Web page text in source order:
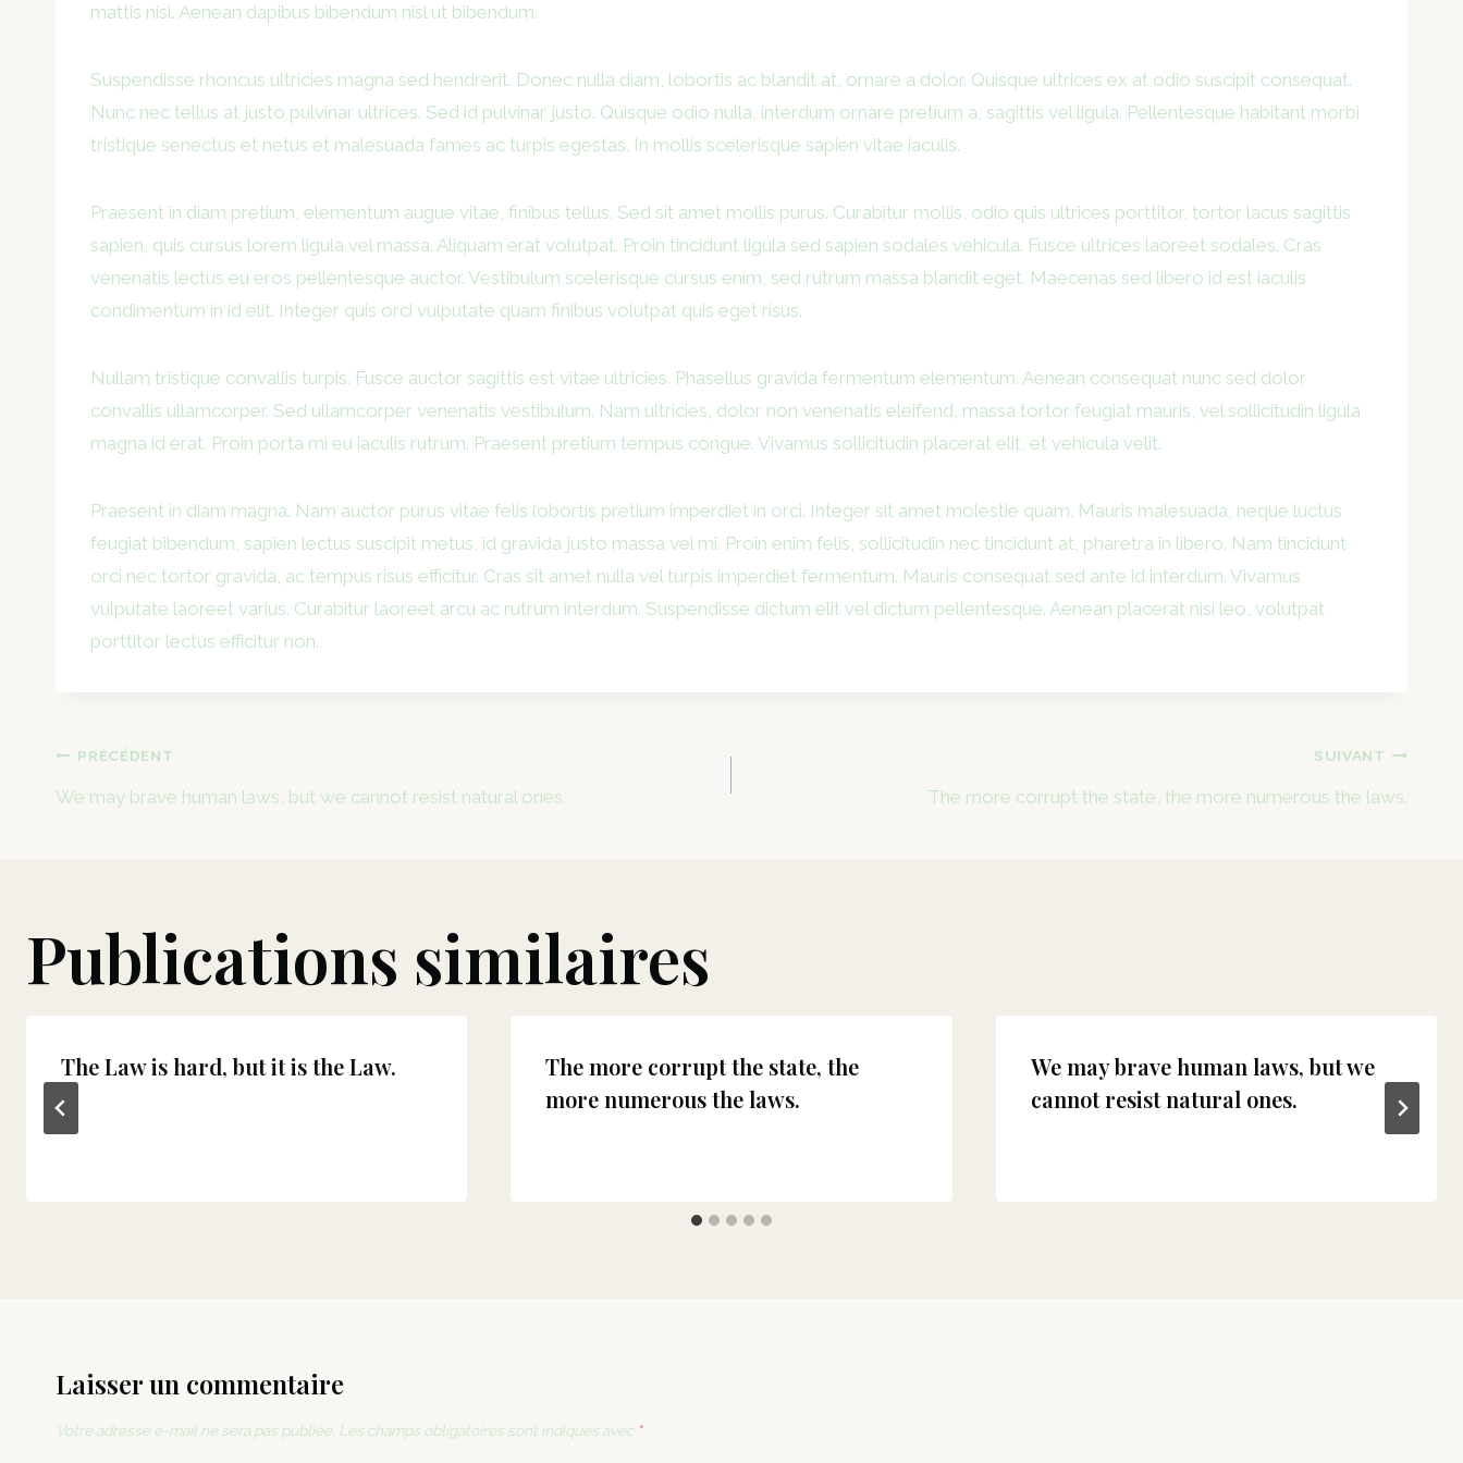
mattis nisl. Aenean dapibus bibendum nisl ut bibendum.
Suspendisse rhoncus ultricies magna sed hendrerit. Donec nulla diam, lobortis ac blandit at, ornare a dolor. Quisque ultrices ex at odio suscipit consequat.
Nunc nec tellus at justo pulvinar ultrices. Sed id pulvinar justo. Quisque odio nulla, interdum ornare pretium a, sagittis vel ligula. Pellentesque habitant morbi
tristique senectus et netus et malesuada fames ac turpis egestas. In mollis scelerisque sapien vitae iaculis.
Praesent in diam pretium, elementum augue vitae, finibus tellus. Sed sit amet mollis purus. Curabitur mollis, odio quis ultrices porttitor, tortor lacus sagittis
sapien, quis cursus lorem ligula vel massa. Aliquam erat volutpat. Proin tincidunt ligula sed sapien sodales vehicula. Fusce ultrices laoreet sodales. Cras
venenatis lectus eu eros pellentesque auctor. Vestibulum scelerisque cursus enim, sed rutrum massa blandit eget. Maecenas sed libero id est iaculis
condimentum in id elit. Integer quis orci vulputate quam finibus volutpat quis eget risus.
Nullam tristique convallis turpis. Fusce auctor sagittis est vitae ultricies. Phasellus gravida fermentum elementum. Aenean consequat nunc sed dolor
convallis ullamcorper. Sed ullamcorper venenatis vestibulum. Nam ultricies, dolor non venenatis eleifend, massa tortor feugiat mauris, vel sollicitudin ligula
magna id erat. Proin porta mi eu iaculis rutrum. Praesent pretium tempus congue. Vivamus sollicitudin placerat elit, et vehicula velit.
Praesent in diam magna. Nam auctor purus vitae felis lobortis pretium imperdiet in orci. Integer sit amet molestie quam. Mauris malesuada, neque luctus
feugiat bibendum, sapien lectus suscipit metus, id gravida justo massa vel mi. Proin enim felis, sollicitudin nec tincidunt at, pharetra in libero. Nam tincidunt
orci nec tortor gravida, ac tempus risus efficitur. Cras sit amet nulla vel turpis imperdiet fermentum. Mauris consequat sed ante id interdum. Vivamus
vulputate laoreet varius. Curabitur laoreet arcu ac rutrum interdum. Suspendisse dictum elit vel dictum pellentesque. Aenean placerat nisi leo, volutpat
porttitor lectus efficitur non.
Navigation
de
PRÉCÉDENT
We may brave human laws, but we cannot resist natural ones.
SUIVANT
The more corrupt the state, the more numerous the laws.
Publications similaires
The Law is hard, but it is the Law.
The more corrupt the state, the
more numerous the laws.
We may brave human laws, but we
cannot resist natural ones.
Laisser un commentaire
Votre adresse e-mail ne sera pas publiée. Les champs obligatoires sont indiqués avec *